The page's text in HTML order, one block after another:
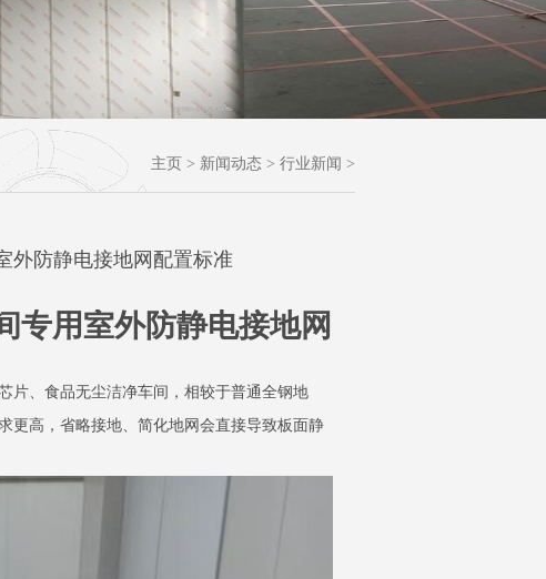
主页 > 新闻动态 > 行业新闻 >
外防静电接地网配置标准
专用室外防静电接地网
片、食品无尘洁净车间，相较于普通全钢地
更高，省略接地、简化地网会直接导致板面静